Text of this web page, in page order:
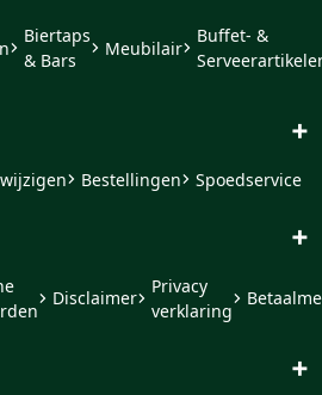
Biertaps
& Bars
Meubilair
Buffet- &
+
Bestellingen Spoedservice
+
Disclaimer
Privacy
verklaring
+